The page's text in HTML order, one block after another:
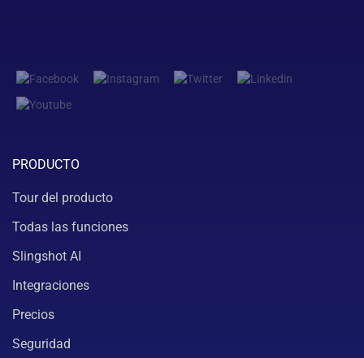
PRODUCTO
Tour del producto
Todas las funciones
Slingshot AI
Integraciones
Precios
Seguridad